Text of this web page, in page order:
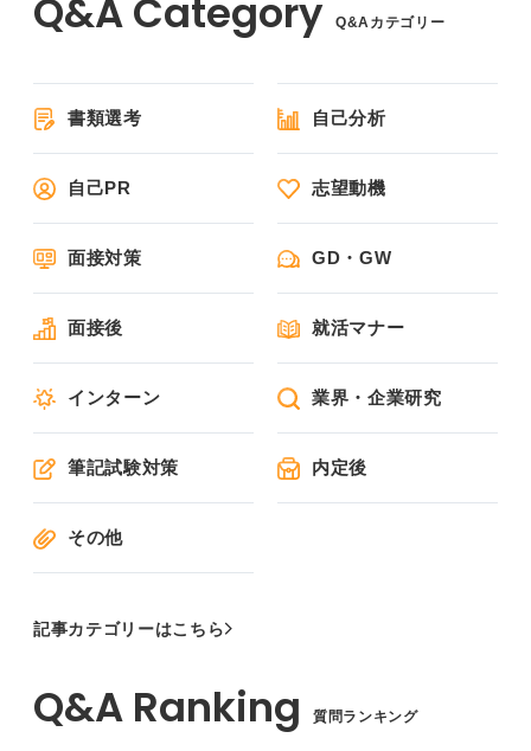
Q&Aカテゴリー
書類選考 自己分析
自己PR 志望動機
面接対策 GD・GW
面接後 就活マナー
インターン 業界・企業研究
筆記試験対策 内定後
その他
記事カテゴリーはこちら
質問ランキング